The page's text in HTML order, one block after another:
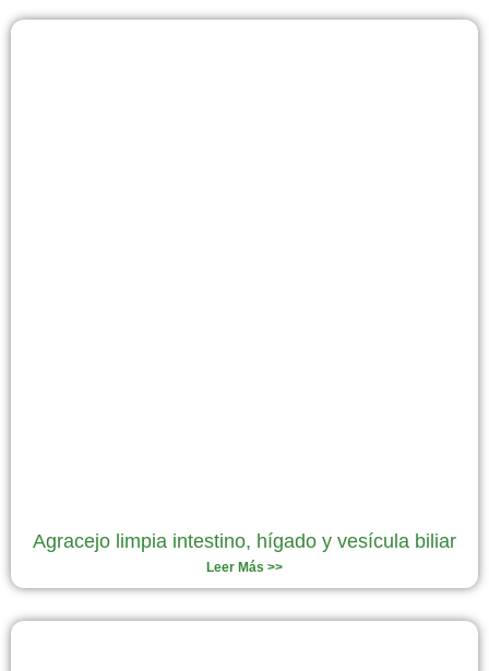
Agracejo limpia intestino, hígado y vesícula biliar
Leer Más >>